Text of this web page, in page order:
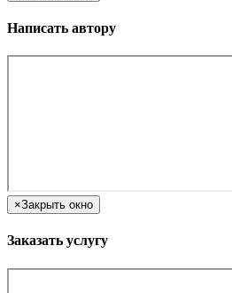
Написать автору
×Закрыть окно
Заказать услугу